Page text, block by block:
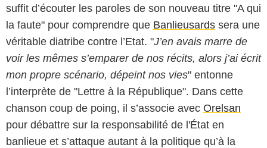
suffit d’écouter les paroles de son nouveau titre "A qui
la faute" pour comprendre que Banlieusards sera une
véritable diatribe contre l’Etat. "J’en avais marre de
voir les mêmes s’emparer de nos récits, alors j’ai écrit
mon propre scénario, dépeint nos vies" entonne
l’interprète de "Lettre à la République". Dans cette
chanson coup de poing, il s’associe avec Orelsan
pour débattre sur la responsabilité de l'État en
banlieue et s’attaque autant à la politique qu’à la